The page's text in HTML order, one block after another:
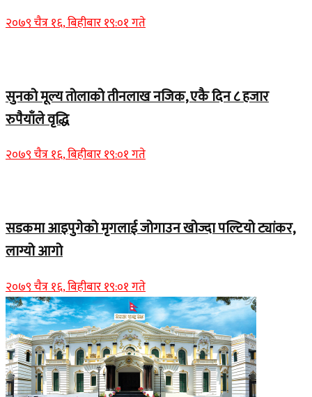
२०७९ चैत्र १६, बिहीबार १९:०१ गते
सुनको मूल्य तोलाको तीनलाख नजिक, एकै दिन ८ हजार
रुपैयाँले वृद्धि
२०७९ चैत्र १६, बिहीबार १९:०१ गते
सडकमा आइपुगेको मृगलाई जोगाउन खोज्दा पल्टियो ट्यांकर,
लाग्यो आगो
२०७९ चैत्र १६, बिहीबार १९:०१ गते